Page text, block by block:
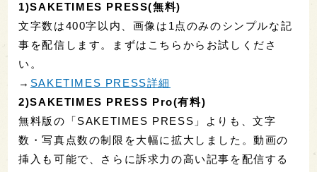
1)SAKETIMES PRESS(無料)
文字数は400字以内、画像は1点のみのシンプルな記
事を配信します。まずはこちらからお試しくださ
い。
→ SAKETIMES PRESS詳細
2)SAKETIMES PRESS Pro(有料)
無料版の「SAKETIMES PRESS」よりも、文字
数・写真点数の制限を大幅に拡大しました。動画の
挿入も可能で、さらに訴求力の高い記事を配信する